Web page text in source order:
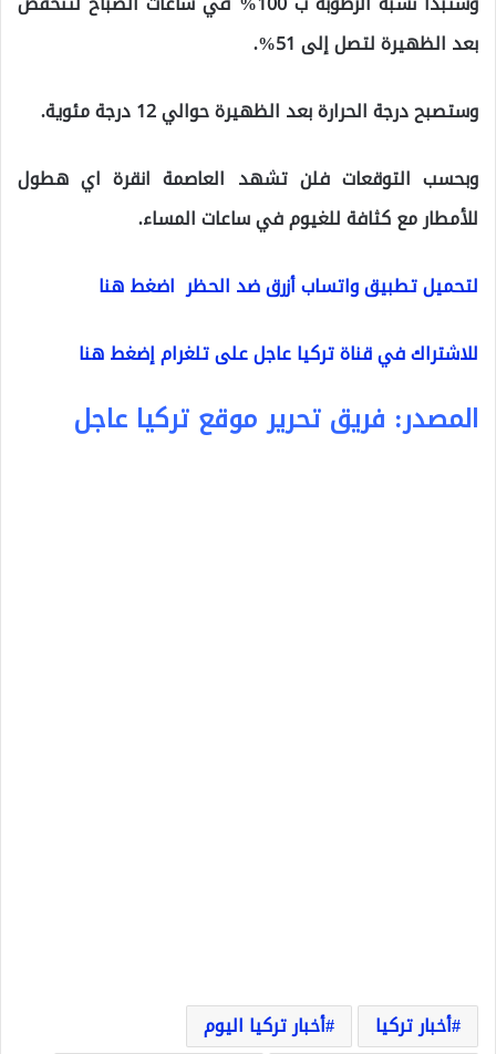
بعد الظهيرة لتصل إلى 51%.
وستصبح درجة الحرارة بعد الظهيرة حوالي 12 درجة مئوية.
وبحسب التوقعات فلن تشهد العاصمة انقرة اي هطول
للأمطار مع كثافة للغيوم في ساعات المساء.
لتحميل تطبيق واتساب أزرق ضد الحظر اضغط هنا
للاشتراك في قناة تركيا عاجل على تلغرام إضغط هنا
المصدر: فريق تحرير موقع تركيا عاجل
أخبار تركيا
أخبار تركيا اليوم